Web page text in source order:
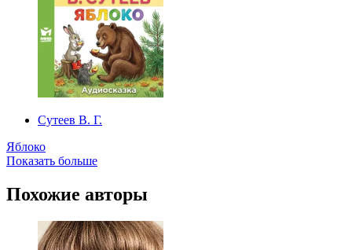
Сутеев В. Г.
Яблоко
Показать больше
Похожие авторы